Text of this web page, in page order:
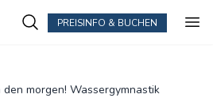
PREISINFO & BUCHEN
den morgen! Wassergymnastik